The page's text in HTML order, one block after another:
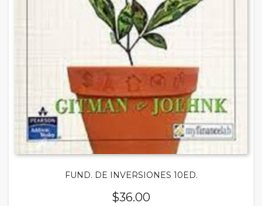
FUND. DE INVERSIONES 10ED.
$36.00